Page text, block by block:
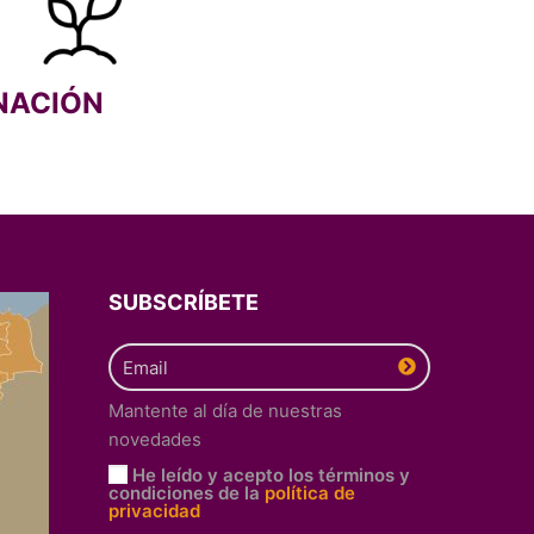
SUBSCRÍBETE
Mantente al día de nuestras
novedades
He leído y acepto los términos y
condiciones de la política de
privacidad